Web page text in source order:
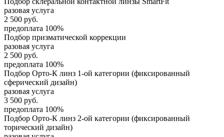
разовая услуга
2 500 руб.
предоплата 100%
Подбор призматической коррекции
разовая услуга
2 500 руб.
предоплата 100%
Подбор Орто-К линз 1-ой категории (фиксированный
сферический дизайн)
разовая услуга
3 500 руб.
предоплата 100%
Подбор Орто-К линз 2-ой категории (фиксированный
торический дизайн)